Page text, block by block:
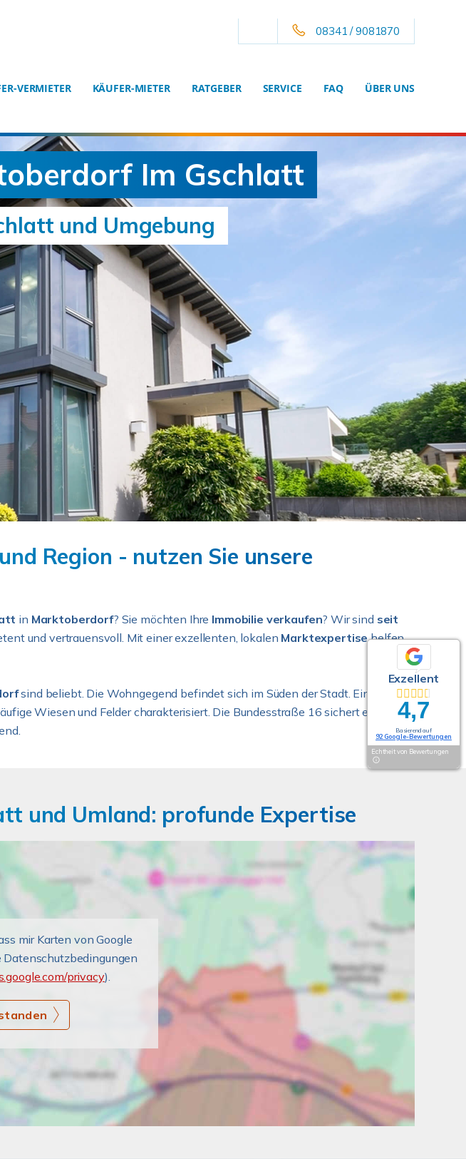
08341 / 9081870
VERMIETER KÄUFER-MIETER RATGEBER SERVICE FAQ ÜBER UNS
Im Gschlatt
und Umgebung
Region - nutzen Sie unsere
in Marktoberdorf? Sie möchten Ihre Immobilie verkaufen? Wir sind seit
und vertrauensvoll. Mit einer exzellenten, lokalen Marktexpertisehelfen
sind beliebt. Die Wohngegend befindet sich im Süden der Stadt. Ein- und
Wiesen und Felder charakterisiert. Die Bundesstraße 16 sichert einen
und Umland: profunde Expertise
mir Karten von Google
privacy).
Exzellent
4,7
Basierend auf
92 Google-Bewertungen
Echtheit von Bewertungen
Exzellent
4,7
Basierend auf
92 Google-Bewertungen
Echtheit von Bewertungen